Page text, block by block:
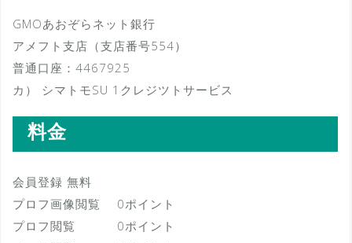
GMOあおぞらネット銀行
アメフト支店（支店番号554）
普通口座：4467925
カ） シマトモSU 1クレジツトサービス
料金
会員登録 無料
プロフ画像閲覧 0ポイント
プロフ閲覧 0ポイント